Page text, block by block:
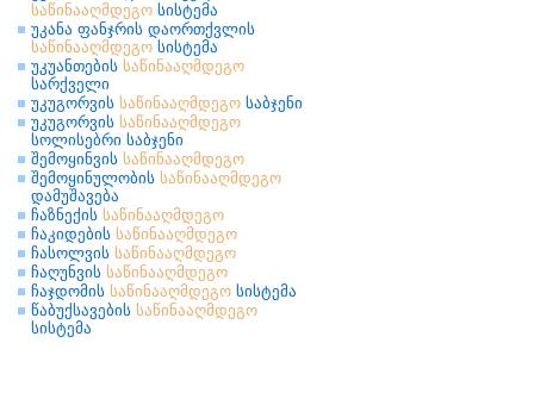
საწინააღმდეგო სისტემა
უკანა ფანჯრის დაორთქვლის
საწინააღმდეგო სისტემა
უკუანთების საწინააღმდეგო
სარქველი
უკუგორვის საწინააღმდეგო საბჯენი
უკუგორვის საწინააღმდეგო
სოლისებრი საბჯენი
შემოყინვის საწინააღმდეგო
შემოყინულობის საწინააღმდეგო
დამუშავება
ჩაზნექის საწინააღმდეგო
ჩაკიდების საწინააღმდეგო
ჩასოლვის საწინააღმდეგო
ჩაღუნვის საწინააღმდეგო
ჩაჯდომის საწინააღმდეგო სისტემა
წაბუქსავების საწინააღმდეგო
სისტემა